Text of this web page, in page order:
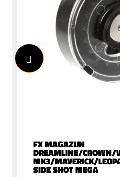
FX MAGAZIJN
DREAMLINE/CROWN/
MK3/MAVERICK/
SIDE SHOT MEGA